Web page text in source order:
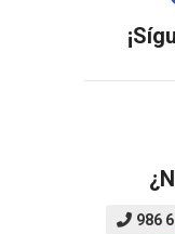
986